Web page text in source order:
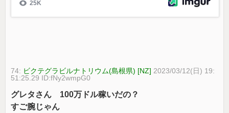
74: ビクテグラビルナトリウム(島根県) [NZ] 2023/03/12(日) 19:
51:25.29 ID:fNy2wmpG0
グレタさん 100万ドル稼いだの？
すご腕じゃん